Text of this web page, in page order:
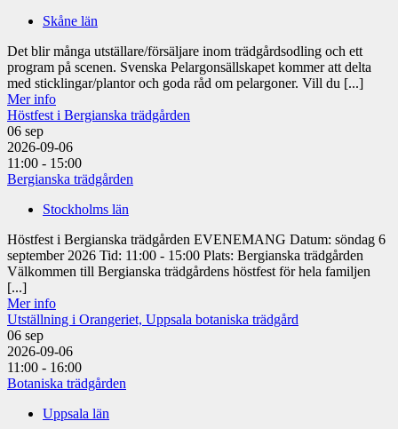
Skåne län
Det blir många utställare/försäljare inom trädgårdsodling och ett
program på scenen. Svenska Pelargonsällskapet kommer att delta
med sticklingar/plantor och goda råd om pelargoner. Vill du [...]
Mer info
Höstfest i Bergianska trädgården
06 sep
2026-09-06
11:00 - 15:00
Bergianska trädgården
Stockholms län
Höstfest i Bergianska trädgården EVENEMANG Datum: söndag 6
september 2026 Tid: 11:00 - 15:00 Plats: Bergianska trädgården
Välkommen till Bergianska trädgårdens höstfest för hela familjen
[...]
Mer info
Utställning i Orangeriet, Uppsala botaniska trädgård
06 sep
2026-09-06
11:00 - 16:00
Botaniska trädgården
Uppsala län